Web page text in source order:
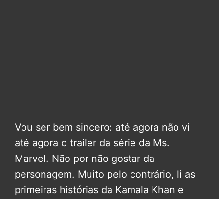
Vou ser bem sincero: até agora não vi
até agora o trailer da série da Ms.
Marvel. Não por não gostar da
personagem. Muito pelo contrário, li as
primeiras histórias da Kamala Khan e